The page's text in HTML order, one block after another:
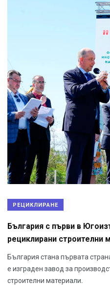
РЕЦИКЛИРАНЕ
България с първи в
рециклирани строителни
България стана първата
е изграден завод за
строителни материали.